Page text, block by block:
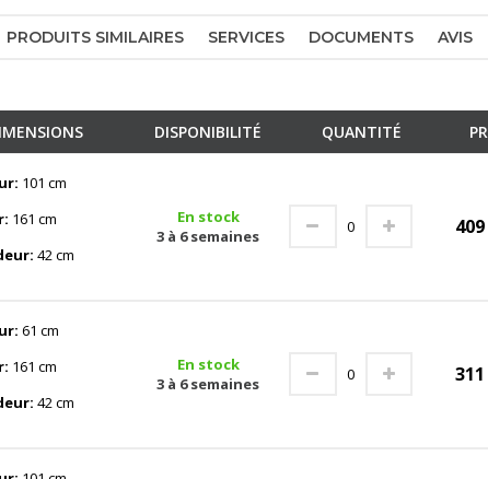
PRODUITS SIMILAIRES SERVICES DOCUMENTS AVIS
DISPONIBILITÉ QUANTITÉ
101 cm
161 cm
42 cm
En stock
3 à 6 semaines
409
61 cm
161 cm
42 cm
En stock
3 à 6 semaines
311